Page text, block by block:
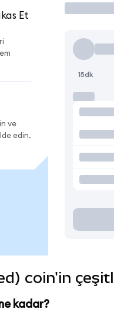
Et
ve
edin.
15dk
coin'in
kadar?